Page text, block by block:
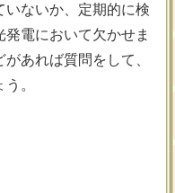
いないか、定期的に検
電において欠かせま
あれば質問をして、
。